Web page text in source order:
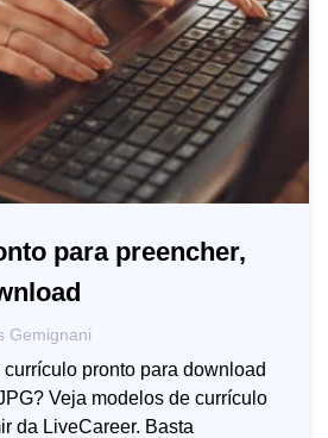
para preencher,
Gemignani
pronto para download
Veja modelos de currículo
da LiveCareer. Basta